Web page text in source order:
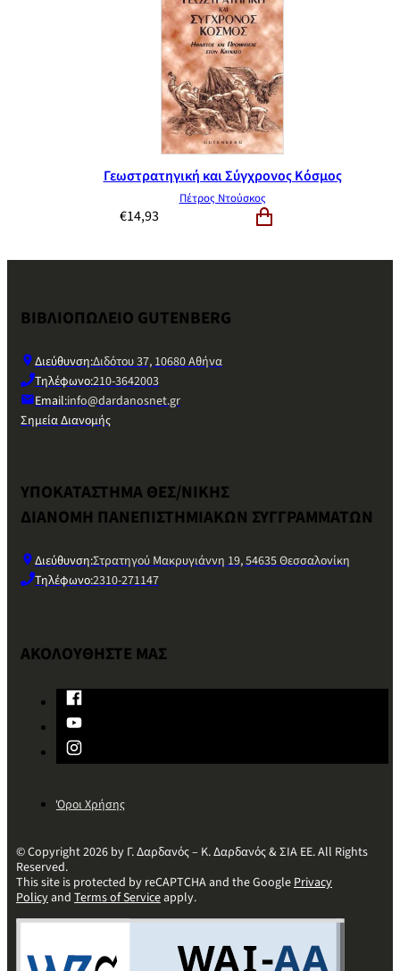
Γεωστρατηγική και Σύγχρονος Κόσμος
Πέτρος Ντούσκος
€14,93
ΒΙΒΛΙΟΠΩΛΕΙΟ GUTENBERG
Διεύθυνση:Διδότου 37, 10680 Αθήνα
Τηλέφωνο:210-3642003
Email:info@dardanosnet.gr
Σημεία Διανομής
ΥΠΟΚΑΤΑΣΤΗΜΑ ΘΕΣ/ΝΙΚΗΣ
ΔΙΑΝΟΜΗ ΠΑΝΕΠΙΣΤΗΜΙΑΚΩΝ ΣΥΓΓΡΑΜΜΑΤΩΝ
Διεύθυνση:Στρατηγού Μακρυγιάννη 19, 54635 Θεσσαλονίκη
Τηλέφωνο:2310-271147
ΑΚΟΛΟΥΘΗΣΤΕ ΜΑΣ
Όροι Χρήσης
© Copyright 2026 by Γ. Δαρδανός – Κ. Δαρδανός & ΣΙΑ ΕΕ. All Rights
Reserved.
This site is protected by reCAPTCHA and the GooglePrivacy
Policyand Terms of Serviceapply.